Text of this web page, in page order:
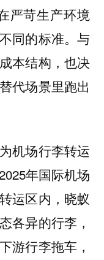
严苛生产环境
同的标准。与
本结构，也决
代场景里跑出
机场行李转运
年国际机场
运区内，晓蚁
各异的行李，
游行李拖车，